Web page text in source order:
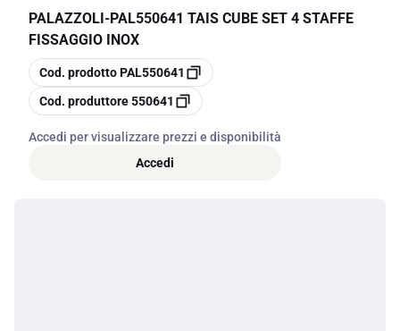
PALAZZOLI-PAL550641 TAIS CUBE SET 4 STAFFE
FISSAGGIO INOX
copia
Cod. prodottoPAL550641
copia
Cod. produttore550641
Accedi per visualizzare prezzi e disponibilità
Accedi